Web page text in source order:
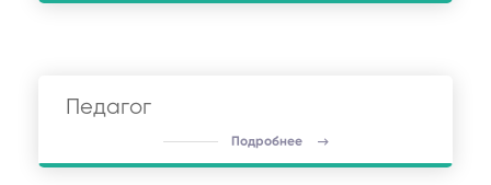
Педагог
Подробнее